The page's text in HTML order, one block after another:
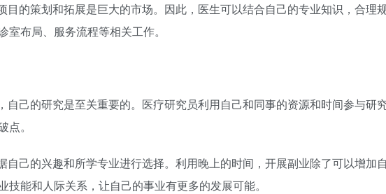
目的策划和拓展是巨大的市场。因此，医生可以结合自己的专业知识，合理
布局、服务流程等相关工作。
自己的研究是至关重要的。医疗研究员利用自己和同事的资源和时间参与研
。
自己的兴趣和所学专业进行选择。利用晚上的时间，开展副业除了可以增加
能和人际关系，让自己的事业有更多的发展可能。